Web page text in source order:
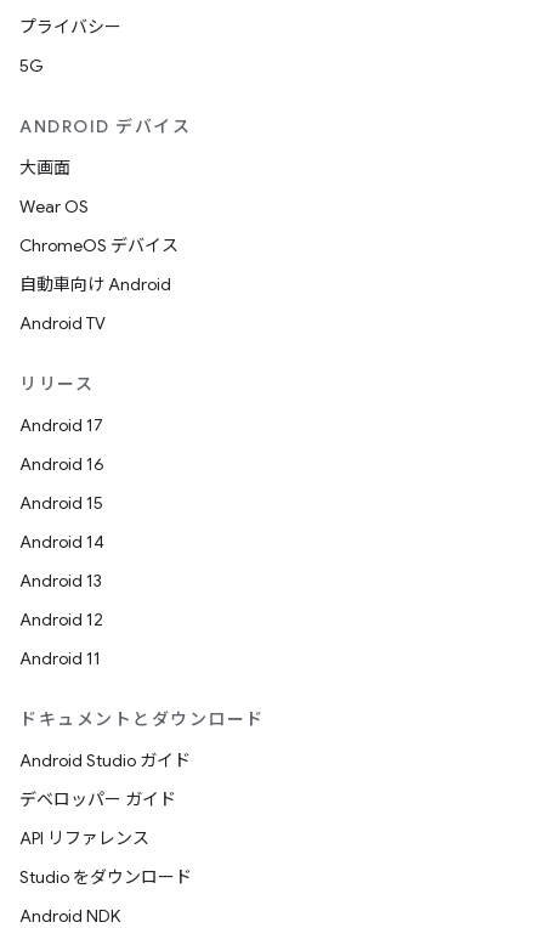
プライバシー
5G
ANDROID デバイス
大画面
Wear OS
ChromeOS デバイス
自動車向け Android
Android TV
リリース
Android 17
Android 16
Android 15
Android 14
Android 13
Android 12
Android 11
ドキュメントとダウンロード
Android Studio ガイド
デベロッパー ガイド
API リファレンス
Studio をダウンロード
Android NDK